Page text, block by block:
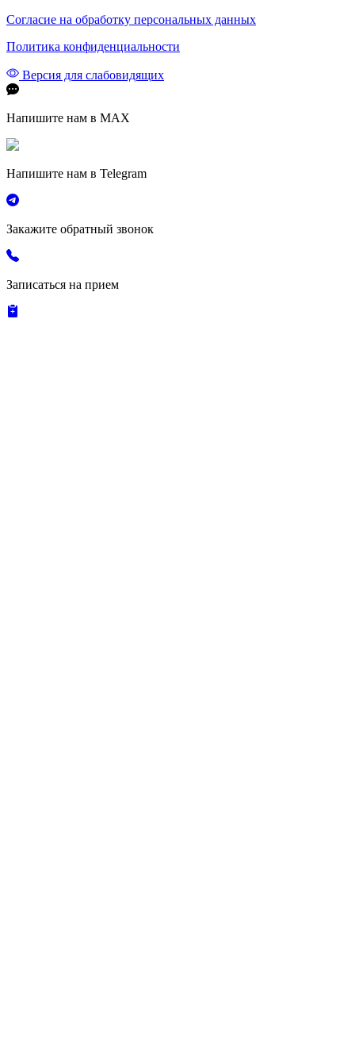
Согласие на обработку персональных данных
Политика конфиденциальности
Версия для слабовидящих
Напишите нам в MAX
Напишите нам в Telegram
Закажите обратный звонок
Записаться на прием